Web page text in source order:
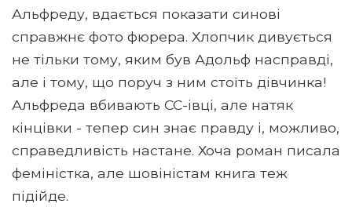
Альфреду, вдається показати синові
справжнє фото фюрера. Хлопчик дивується
не тільки тому, яким був Адольф насправді,
але і тому, що поруч з ним стоїть дівчинка!
Альфреда вбивають СС-івці, але натяк
кінцівки - тепер син знає правду і, можливо,
справедливість настане. Хоча роман писала
феміністка, але шовіністам книга теж
підійде.